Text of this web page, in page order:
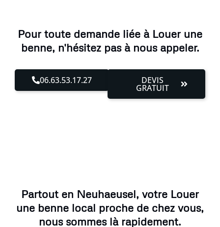
Pour toute demande liée à Louer une
benne, n'hésitez pas à nous appeler.
06.63.53.17.27 DEVIS
GRATUIT
Partout en Neuhaeusel, votre Louer
une benne local proche de chez vous,
nous sommes là rapidement.